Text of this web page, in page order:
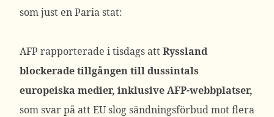
som just en Paria stat:
AFP rapporterade i tisdags attRyssland
blockerade tillgången till dussintals
europeiska medier, inklusive AFP-webbplatser,
som svar på att EU slog sändningsförbud mot flera